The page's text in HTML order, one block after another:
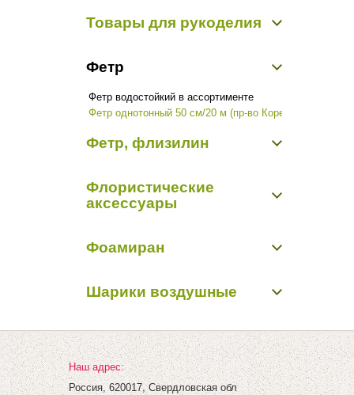
Инвентарь
Товары для рукоделия
Бусинки, бисер, булавки
Прищеки, липучки, подвески
Проволока алюминиевая
Шнуры декоративные
Фетр
Фетр водостойкий в ассортименте
Фетр однотонный 50 см/20 м (пр-во Корея)
Фетр, флизилин
Флористические
аксессуары
Бусинки, бисер, булавки
Перья, наполнители
Фоамиран
Шарики воздушные
Наш адрес:
Россия, 620017, Свердловская обл